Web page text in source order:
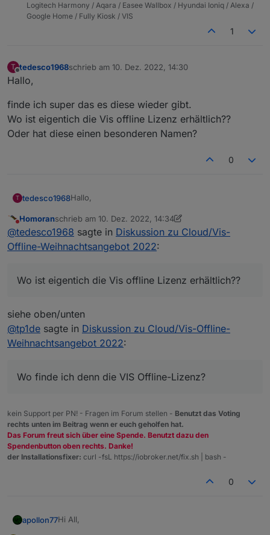
Logitech Harmony / Aqara / Easee Wallbox / Hyundai Ioniq / Alexa /
Google Home / Fully Kiosk / VIS
1
T
Offline
tedesco1968schrieb am 10. Dez. 2022, 14:30
zuletzt editiert von
Hallo,
finde ich super das es diese wieder gibt.
Wo ist eigentich die Vis offline Lizenz erhältlich??
Oder hat diese einen besonderen Namen?
0
T tedesco1968Hallo,
finde ich super das es diese wieder gibt.
Wo ist eigentich die Vis offline Lizenz erhältlich??
Oder hat diese einen besonderen Namen?
Nicht stören
Homoranschrieb am 10. Dez. 2022, 14:34
zuletzt editiert von Homoran12. Okt. 2022, 15:35
@tedesco1968 sagte in Diskussion zu Cloud/Vis-
Offline-Weihnachtsangebot 2022:
Wo ist eigentich die Vis offline Lizenz erhältlich??
siehe oben/unten
@tp1de sagte in Diskussion zu Cloud/Vis-Offline-
Weihnachtsangebot 2022:
Wo finde ich denn die VIS Offline-Lizenz?
kein Support per PN! - Fragen im Forum stellen - Benutzt das Voting
rechts unten im Beitrag wenn er euch geholfen hat.
Das Forum freut sich über eine Spende. Benutzt dazu den
Spendenbutton oben rechts. Danke!
der Installationsfixer: curl -fsL https://iobroker.net/fix.sh | bash -
0
apollon77Hi All,